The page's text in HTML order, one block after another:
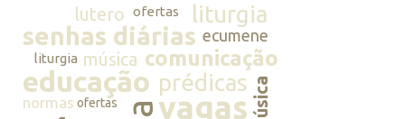
lutero ofertas liturgia
senhas diárias ecumene
liturgia música comunicação
educação prédicasmúsica
normas ofertas vagas